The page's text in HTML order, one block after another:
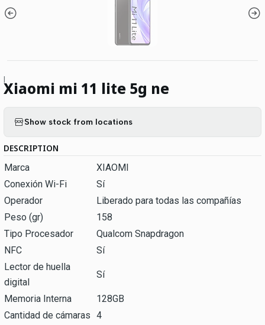
|Xiaomi mi 11 lite 5g ne
Show stock from locations
DESCRIPTION
Marca
XIAOMI
Conexión Wi-Fi
Sí
Operador
Liberado para todas las compañías
Peso (gr)
158
Tipo Procesador
Qualcom Snapdragon
NFC
Sí
Lector de huella
digital
Sí
Memoria Interna
128GB
Cantidad de cámaras 4